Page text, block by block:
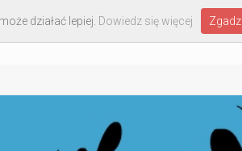
działać lepiej. Dowiedz się więcej